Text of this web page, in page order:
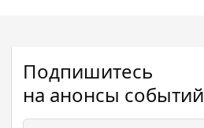
Подпишитесь
на анонсы событий